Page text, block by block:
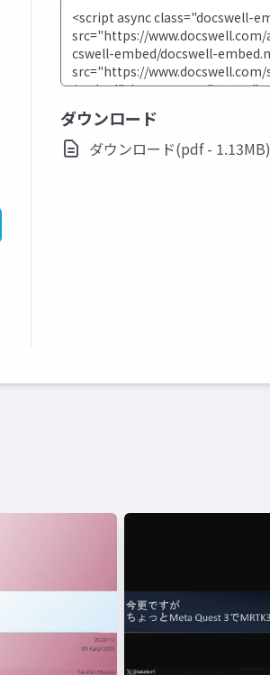
ダウンロード
ダウンロード(pdf - 1.13MB)